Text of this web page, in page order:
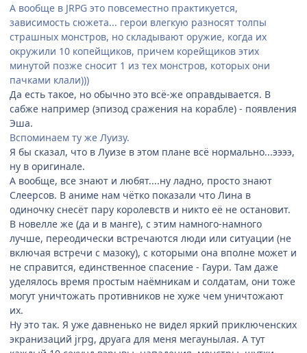
А вообще в JRPG это повсеместно практикуется,
зависимость сюжета... герои влегкую разносят толпы
страшных монстров, но складывают оружие, когда их
окружили 10 копейщиков, причем корейщиков этих
минутой позже сносит 1 из тех монстров, которых они
пачками клали)))
Да есть такое, но обычно это всё-же оправдывается. В
сабже например (эпизод сражения на корабле) - появления
Эша.
Вспоминаем ту же Луизу.
Я бы сказал, что в Луизе в этом плане всё нормально...ээээ,
ну в оригинале.
А вообще, все знают и любят....ну ладно, просто знают
Слеерсов. В аниме нам чётко показали что Лина в
одиночку снесёт пару королевств и никто её не остановит.
В новелле же (да и в манге), с этим намного-намного
лучше, переодически встречаются люди или ситуации (не
включая встречи с мазоку), с которыми она вполне может и
не справится, единственное спасение - Гаури. Там даже
уделялось время простым наёмникам и солдатам, они тоже
могут уничтожать противников не хуже чем уничтожают
их.
Ну это так. Я уже давненько не видел яркий приключенских
экранизаций jrpg, друага для меня мегаунылая. А тут